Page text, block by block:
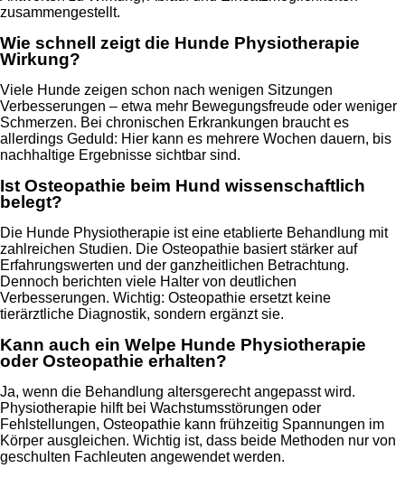
zusammengestellt.
Wie schnell zeigt die Hunde Physiotherapie
Wirkung?
Viele Hunde zeigen schon nach wenigen Sitzungen
Verbesserungen – etwa mehr Bewegungsfreude oder weniger
Schmerzen. Bei chronischen Erkrankungen braucht es
allerdings Geduld: Hier kann es mehrere Wochen dauern, bis
nachhaltige Ergebnisse sichtbar sind.
Ist Osteopathie beim Hund wissenschaftlich
belegt?
Die Hunde Physiotherapie ist eine etablierte Behandlung mit
zahlreichen Studien. Die Osteopathie basiert stärker auf
Erfahrungswerten und der ganzheitlichen Betrachtung.
Dennoch berichten viele Halter von deutlichen
Verbesserungen. Wichtig: Osteopathie ersetzt keine
tierärztliche Diagnostik, sondern ergänzt sie.
Kann auch ein Welpe Hunde Physiotherapie
oder Osteopathie erhalten?
Ja, wenn die Behandlung altersgerecht angepasst wird.
Physiotherapie hilft bei Wachstumsstörungen oder
Fehlstellungen, Osteopathie kann frühzeitig Spannungen im
Körper ausgleichen. Wichtig ist, dass beide Methoden nur von
geschulten Fachleuten angewendet werden.